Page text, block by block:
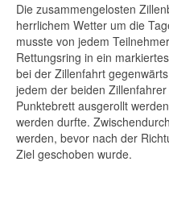
Die zusammengelosten
herrlichem Wetter um die
musste von jedem
Rettungsring in ein
bei der Zillenfahrt
jedem der beiden
Punktebrett ausgerollt
werden durfte.
werden, bevor nach der
Ziel geschoben wurde.